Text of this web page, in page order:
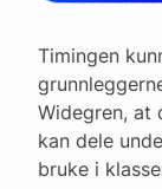
Timingen
Widegren,
kan dele
bruke i